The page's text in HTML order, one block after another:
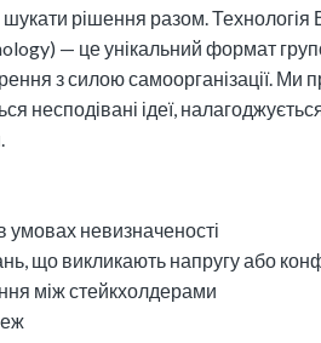
рішення разом. Технологія
— це унікальний формат
з силою самоорганізації. Ми
несподівані ідеї,
умовах невизначеності
що викликають напругу або
між стейкхолдерами